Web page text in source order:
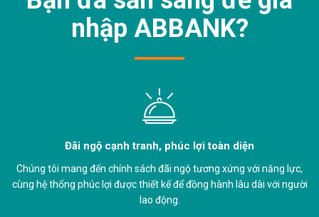
nhập ABBANK?
Đãi ngộ cạnh tranh, phúc lợi toàn diện
Chúng tôi mang đến chính sách đãi ngộ tương xứng với năng lực,
cùng hệ thống phúc lợi được thiết kế để đồng hành lâu dài với người
lao động.